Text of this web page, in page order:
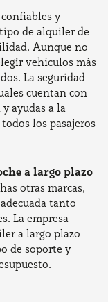
y
de alquiler de
Aunque no
vehículos más
La seguridad
cuentan con
ayudas a la
los pasajeros
a largo plazo
otras marcas,
tanto
La empresa
a largo plazo
de soporte y